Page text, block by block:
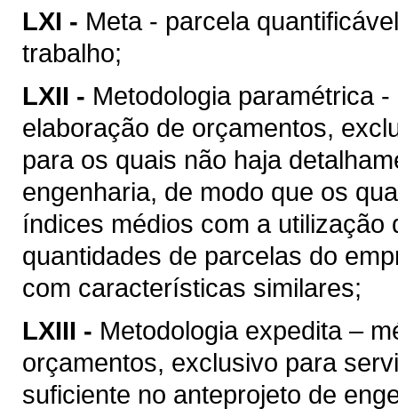
LXI - Meta - parcela
trabalho;
LXII - Metodologia paramétrica
elaboração de orçamentos,
para os quais não haja
engenharia, de modo que os
índices médios com a
quantidades de parcelas do
com características similares;
LXIII - Metodologia expedita –
orçamentos, exclusivo para
suficiente no anteprojeto de